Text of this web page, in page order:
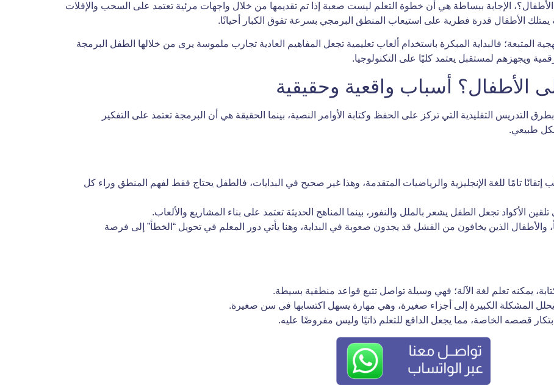
الإجابة ببساطة هي أن خطوة التعلم ليست صعبة إذا تم تقديمها من خلال واجهات مرئية تعتمد على السحب والإفلات
يمتلك الأطفال قدرة فطرية على استيعاب المنطق البرمجي بسرعة تفوق الكبار أحيانًا.
المتبعة؛ فالبداية المبكرة باستخدام ألعاب تعليمية تجعل المفاهيم العادية تجارب ملموسة يرى من خلالها الطفل البرمجة
ويجهزهم لمستقبل يعتمد كليًا على التكنولوجيا.
أسباب واقعية وحقيقية
التدريس التقليدية التي تركز على الحفظ وكتابة الأوامر النصية، بينما الحقيقة هي أن البرمجة تعتمد على التفكير
طبيعي.
إتقانًا تامًا للغة الإنجليزية والرياضيات المتقدمة، وهذا غير صحيح في البدايات، فالطفل يحتاج فقط لفهم المنطق وراء كل
الأكواد تجعل الطفل يشعر بالملل والنفور، بينما المناهج الحديثة تعتمد على بناء المشاريع والألعاب.
الذين يخافون من الفشل قد يجدون صعوبة في البداية، وهنا يأتي دور المعلم في تحويل “الخطأ” إلى فرصة
يمكنه تعلم لغة الآلة؛ فهي وسيلة تواصل تتبع قواعد منطقية بسيطة.
يحلل المشكلة الكبيرة إلى أجزاء صغيرة، وهي مهارة يسهل اكتسابها في سن صغيرة.
قصصه الخاصة، مما يجعل الدافع للتعلم ذاتيًا وليس مفروضًا عليه.